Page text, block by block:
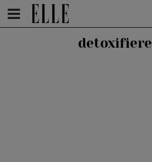
HOMEPAGE /HEALTH & DIET
detoxifiere